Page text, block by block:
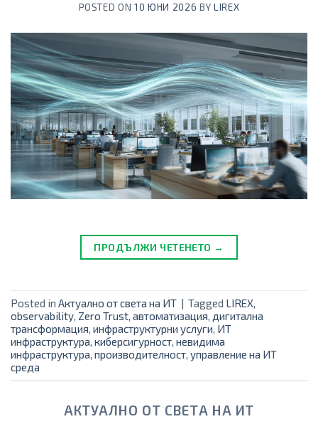
POSTED ON10 ЮНИ 2026 BYLIREX
ПРОДЪЛЖИ ЧЕТЕНЕТО →
Posted in Актуално от света на ИТ | Tagged LIREX
observability Zero Trust автоматизация дигитална
трансформация инфраструктурни услуги ИТ
инфраструктура киберсигурност невидима
инфраструктура производителност управление на ИТ
среда
АКТУАЛНО ОТ СВЕТА НА ИТ